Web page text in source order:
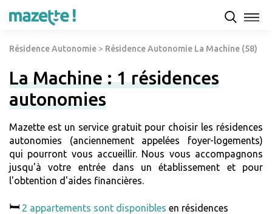
Résidence Autonomie > Résidence Autonomie La Machine (58)
La Machine : 1 résidences
autonomies
Mazette est un service gratuit pour choisir les résidences
autonomies (anciennement appelées foyer-logements)
qui pourront vous accueillir. Nous vous accompagnons
jusqu'à votre entrée dans un établissement et pour
l'obtention d'aides financières.
🛏️ 2 appartements sont disponibles en résidences